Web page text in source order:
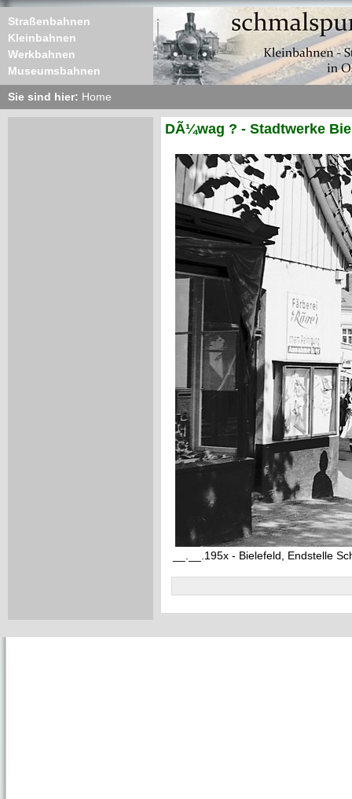
Straßenbahnen
Kleinbahnen
Werkbahnen
Museumsbahnen
Sie sind hier: Home
DÃ¼wag ? - Stadtwerke
__.__.195x - Bielefeld, Endstelle